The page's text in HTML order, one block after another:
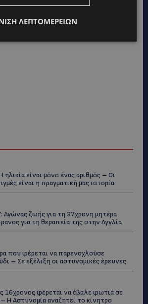
είναι μόνο ένας αριθμός – Οι
είναι η πραγματική μας ιστορία
Αγώνας ζωής για τη 37χρονη μητέρα
για τη θεραπεία της στην Αγγλία
που φέρεται να παρενοχλούσε
– Σε εξέλιξη οι αστυνομικές έρευνες
16χρονος φέρεται να έβαλε φωτιά σε
Η Αστυνομία αναζητεί το κίνητρο
ΛΕΠΤΟΜΕΡΕΙΏΝ